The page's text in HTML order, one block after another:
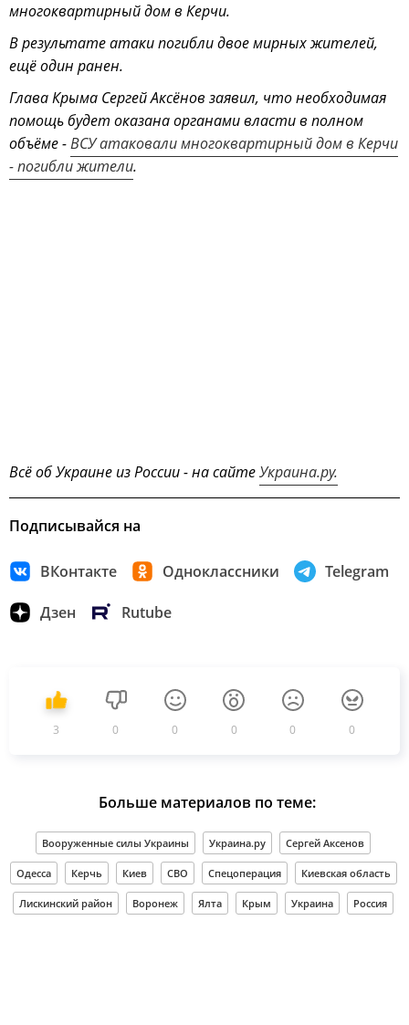
многоквартирный дом в Керчи.
В результате атаки погибли двое мирных жителей,
ещё один ранен.
Глава Крыма Сергей Аксёнов заявил, что необходимая
помощь будет оказана органами власти в полном
объёме -ВСУ атаковали многоквартирный дом в Керчи
- погибли жители.
Всё об Украине из России - на сайтеУкраина.ру.
Подписывайся на
ВКонтакте Одноклассники Telegram
Дзен Rutube
3 0 0 0 0 0
Больше материалов по теме:
Вооруженные силы Украины Украина.ру Сергей Аксенов
Одесса Керчь Киев СВО Спецоперация Киевская область
Лискинский район Воронеж Ялта Крым Украина Россия